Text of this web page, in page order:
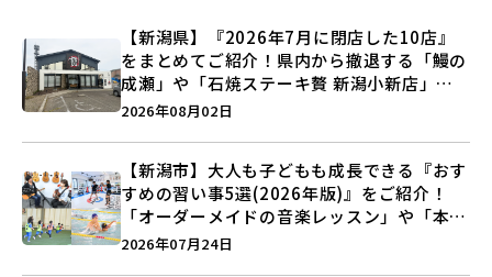
【新潟県】『2026年7月に閉店した10店』
をまとめてご紹介！県内から撤退する「鰻の
成瀬」や「石焼ステーキ贅 新潟小新店」が
営業に幕…。
2026年08月02日
【新潟市】大人も子どもも成長できる『おす
すめの習い事5選(2026年版)』をご紹介！
「オーダーメイドの音楽レッスン」や「本格
キックボクシング」で新しい自分を見つけよ
2026年07月24日